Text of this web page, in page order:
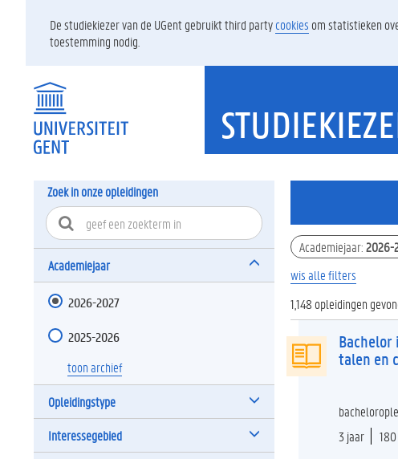
De studiekiezer van de UGent gebruikt third partycookies om statistieken
toestemming nodig.
Zoek in onze opleidingen
Academiejaar
2026-2027
2025-2026
toon archief
Opleidingstype
Interessegebied
Academiejaar:2026-
wis alle filters
1,148 opleidingen
talen en
3 jaar